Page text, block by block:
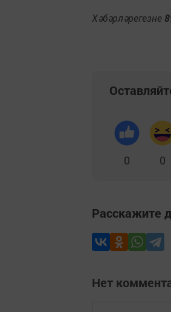
Хәбәрләрегезне
0 0
Расскажите
Нет